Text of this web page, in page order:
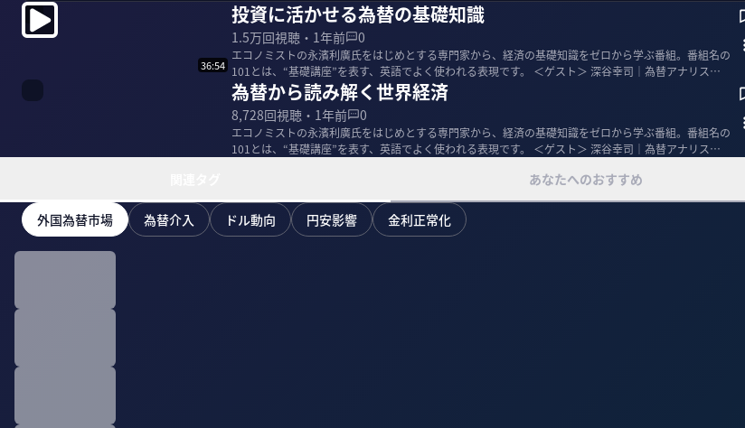
投資に活かせる為替の基礎知識
1.5万回視聴・ 1年前 0
エコノミストの永濱利廣氏をはじめとする専門家から、経済の基礎知識をゼロから学ぶ番組。番組名の
101とは、“基礎講座”を表す、英語でよく使われる表現です。 ＜ゲスト＞ 深谷幸司｜為替アナリスト 1
98...
36:54
為替から読み解く世界経済
8,728回視聴・ 1年前 0
エコノミストの永濱利廣氏をはじめとする専門家から、経済の基礎知識をゼロから学ぶ番組。番組名の
101とは、“基礎講座”を表す、英語でよく使われる表現です。 ＜ゲスト＞ 深谷幸司｜為替アナリスト 1
あなたへのおすすめ
外国為替市場 為替介入 ドル動向 円安影響 金利正常化